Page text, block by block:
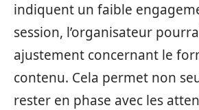
indiquent un faible
session, l’organisateur
ajustement concernant le
contenu. Cela permet non
rester en phase avec les